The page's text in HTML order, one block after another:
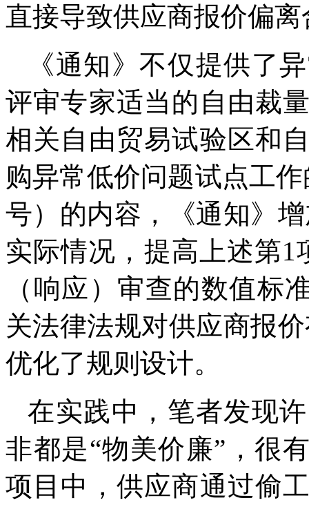
直接导致供应商报价偏
《通知》不仅提供了
评审专家适当的自由裁
相关自由贸易试验区和
购异常低价问题试点工
号）的内容，《通知》
实际情况，提高上述第
（响应）审查的数值标
关法律法规对供应商报
优化了规则设计。
在实践中，笔者发现
非都是“物美价廉”，很
项目中，供应商通过偷